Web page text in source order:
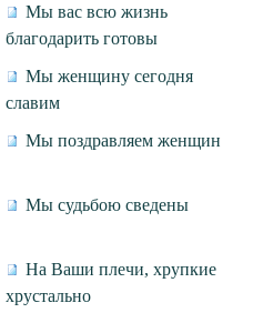
Мы вас всю жизнь
благодарить готовы
Мы женщину сегодня
славим
Мы поздравляем женщин
Мы судьбою сведены
На Ваши плечи, хрупкие
хрустально